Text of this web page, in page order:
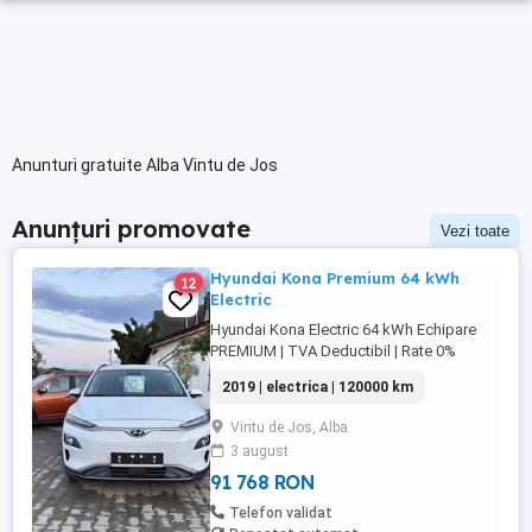
Anunturi gratuite Alba Vintu de Jos
Anunțuri promovate Vezi toate
12
Hyundai Kona Premium 64 kWh
Electric
Hyundai Kona Electric 64 kWh Echipare
PREMIUM | TVA Deductibil | Rate 0%
fără compromisuri? Oferim spre vânzare
un Hyundai Kona Electric, varianta cu
baterie de 64 kWh, care oferă o
autonomie generoasă și performanțe
excelente. Mașina se află într-o stare ...
2019 | electrica | 120000 km
Vintu de Jos, Alba
3 august
91 768 RON
Telefon validat